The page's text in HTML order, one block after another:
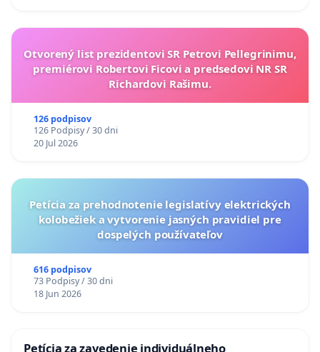
Otvorený list prezidentovi SR Petrovi Pellegrinimu,
premiérovi Robertovi Ficovi a predsedovi NR SR
Richardovi Rašimu.
126 podpisov
126 Podpisy / 30 dni
20 Jul 2026
Petícia za prehodnotenie legislatívy elektrických
kolobežiek a vytvorenie jasných pravidiel pre
dospelých používateľov
616 podpisov
73 Podpisy / 30 dni
18 Jun 2026
Petícia za zavedenie individuálneho